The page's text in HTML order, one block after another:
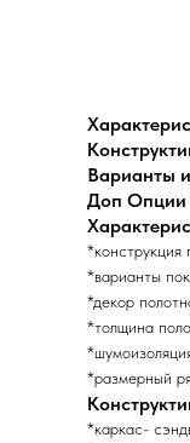
Варианты
Доп Опции
*конструкция
*варианты
*декор
*толщина
*размерный
*каркас-